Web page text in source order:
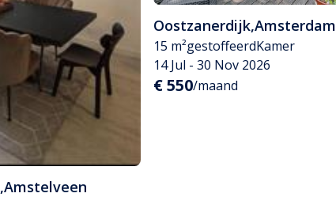
,Amstelveen
Oostzanerdijk,Amsterdam
15 m²gestoffeerdKamer
14 Jul - 30 Nov 2026
€ 550/maand